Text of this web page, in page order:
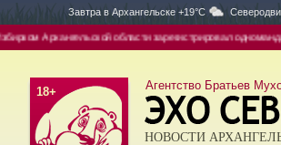
Завтра в Архангельске +19°C
области зарегистрировал одномандатных
18+ Агентство Братьев
НОВОСТИ